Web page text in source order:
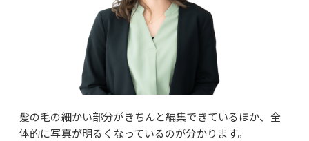
髪の毛の細かい部分がきちんと編集できているほか、全
体的に写真が明るくなっているのが分かります。